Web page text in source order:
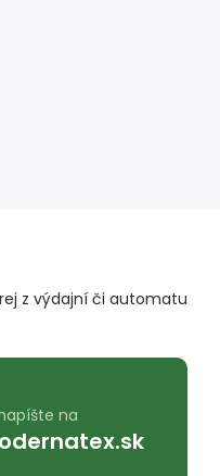
z výdajní či automatu
na